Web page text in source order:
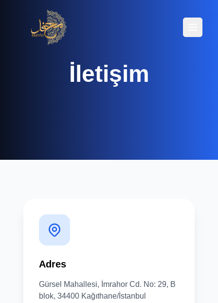
İletişim
Adres
Gürsel Mahallesi, İmrahor Cd. No: 29, B
blok, 34400 Kağıthane/İstanbul